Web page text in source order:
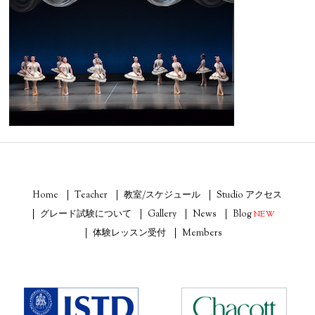
Home Teacher 教室/スケジュール
Studio アクセス
グレード試験について
Gallery News BlogNEW
体験レッスン受付
Members